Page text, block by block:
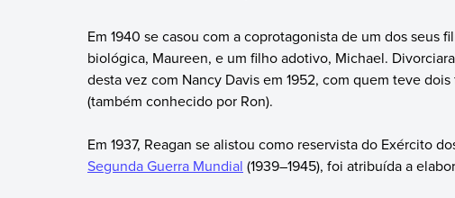
Em 1940 se casou com a coprotagonista de um dos seus
biológica, Maureen, e um filho adotivo, Michael.
desta vez com Nancy Davis em 1952, com quem teve
(também conhecido por Ron).
Em 1937, Reagan se alistou como reservista do Exército
Segunda Guerra Mundial (1939–1945), foi atribuída a